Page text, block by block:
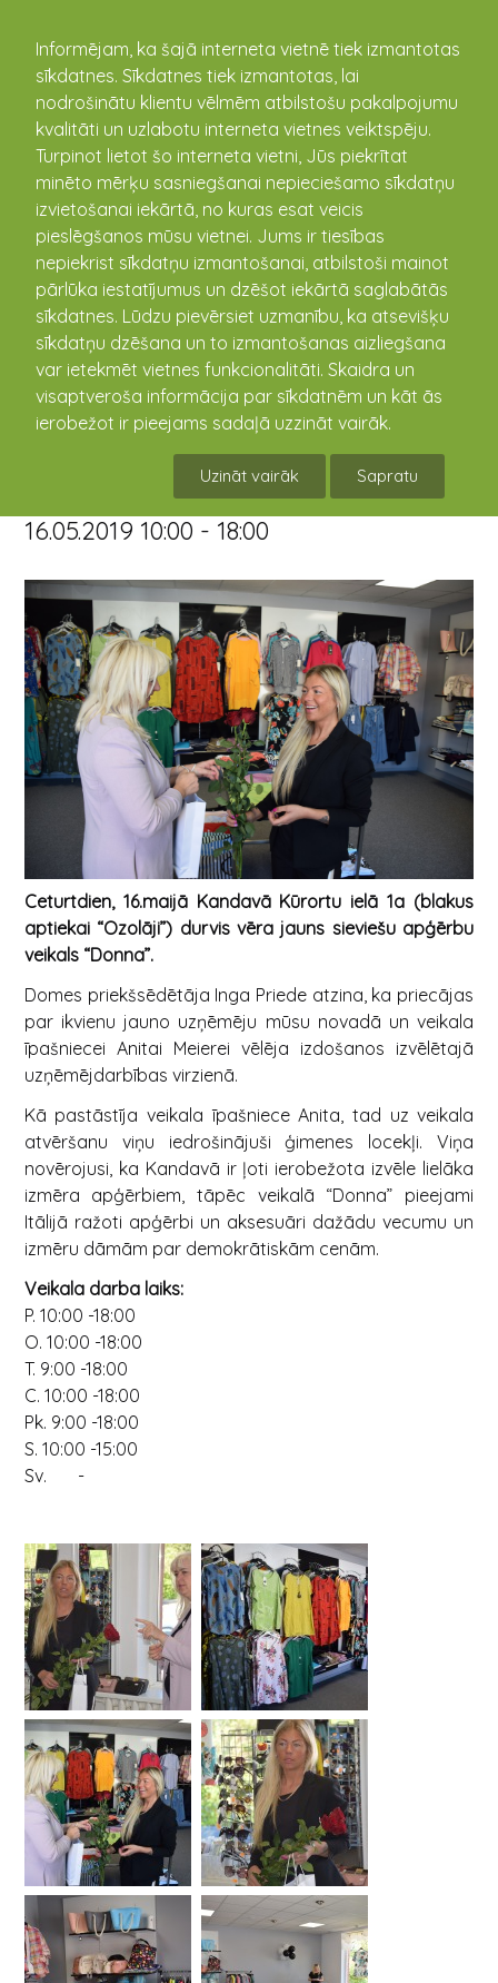
Informējam, ka šajā interneta vietnē tiek izmantotas
sīkdatnes. Sīkdatnes tiek izmantotas, lai
nodrošinātu klientu vēlmēm atbilstošu pakalpojumu
kvalitāti un uzlabotu interneta vietnes veiktspēju.
Turpinot lietot šo interneta vietni, Jūs piekrītat
minēto mērķu sasniegšanai nepieciešamo sīkdatņu
izvietošanai iekārtā, no kuras esat veicis
pieslēgšanos mūsu vietnei. Jums ir tiesības
nepiekrist sīkdatņu izmantošanai, atbilstoši mainot
pārlūka iestatījumus un dzēšot iekārtā saglabātās
sīkdatnes. Lūdzu pievērsiet uzmanību, ka atsevišķu
sīkdatņu dzēšana un to izmantošanas aizliegšana
var ietekmēt vietnes funkcionalitāti. Skaidra un
visaptveroša informācija par sīkdatnēm un kāt ās
ierobežot ir pieejams sadaļā uzzināt vairāk.
Uzināt vairāk Sapratu
kandava.lv
PASĀKUMU
KALENDĀRS
Kandavā atvērts jauns
sieviešu apģērbu veikals
16.05.2019 10:00 - 18:00
Ceturtdien, 16.maijā Kandavā Kūrortu ielā 1a (blakus
aptiekai “Ozolāji”) durvis vēra jauns sieviešu apģērbu
veikals “Donna”.
Domes priekšsēdētāja Inga Priede atzina, ka priecājas
par ikvienu jauno uzņēmēju mūsu novadā un veikala
īpašniecei Anitai Meierei vēlēja izdošanos izvēlētajā
uzņēmējdarbības virzienā.
Kā pastāstīja veikala īpašniece Anita, tad uz veikala
atvēršanu viņu iedrošinājuši ģimenes locekļi. Viņa
novērojusi, ka Kandavā ir ļoti ierobežota izvēle lielāka
izmēra apģērbiem, tāpēc veikalā “Donna” pieejami
Itālijā ražoti apģērbi un aksesuāri dažādu vecumu un
izmēru dāmām par demokrātiskām cenām.
Veikala darba laiks:
P. 10:00 -18:00
O. 10:00 -18:00
T. 9:00 -18:00
C. 10:00 -18:00
Pk. 9:00 -18:00
S. 10:00 -15:00
Sv. -